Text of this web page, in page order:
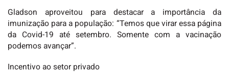
Gladson aproveitou para destacar a importância da
imunização para a população: “Temos que virar essa página
da Covid-19 até setembro. Somente com a vacinação
podemos avançar”.
Incentivo ao setor privado